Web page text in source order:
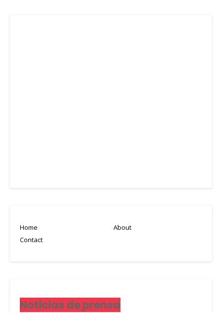
Home
About
Contact
Noticias de prensa